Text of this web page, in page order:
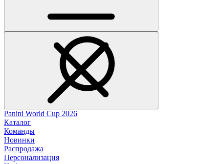
Panini World Cup 2026
Каталог
Команды
Новинки
Распродажа
Персонализация